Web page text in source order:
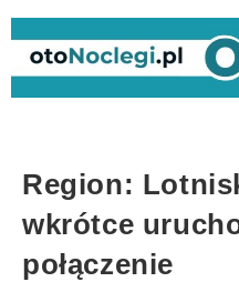
Region:
wkrótce
połączenie